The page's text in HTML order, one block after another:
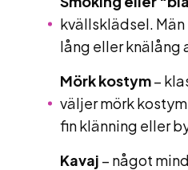
kvällsklädsel.
lång eller knälång
Mörk kostym–
väljer mörk
fin klänning eller
Kavaj – något